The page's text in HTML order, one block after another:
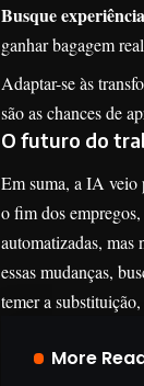
Busque
ganhar bagagem
Adaptar-se às
são as chances de
O futuro do
Em suma, a IA veio
o fim dos
automatizadas, mas
essas mudanças,
temer a
More